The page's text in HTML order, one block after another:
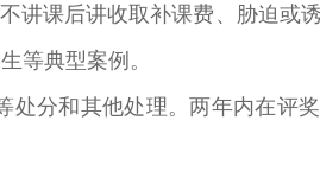
讲课后讲收取补课费、胁迫或
等典型案例。
分和其他处理。两年内在评